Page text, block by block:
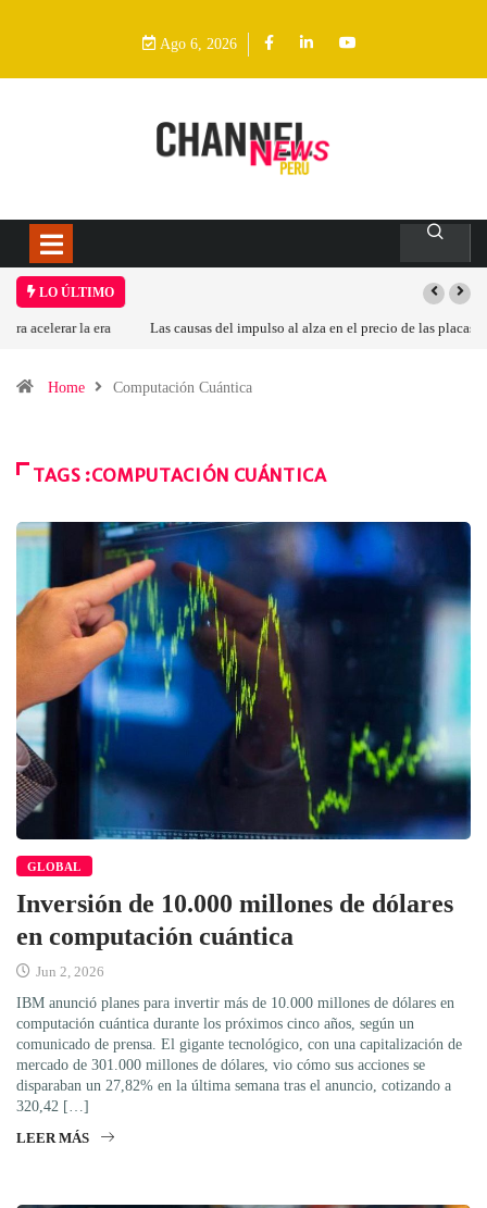
Ago 6, 2026
LO ÚLTIMO
Las causas del impulso al alza en el precio de las placas base
Home Computación Cuántica
TAGS :COMPUTACIÓN CUÁNTICA
GLOBAL
Inversión de 10.000 millones de dólares
en computación cuántica
Jun 2, 2026
IBM anunció planes para invertir más de 10.000 millones de dólares en
computación cuántica durante los próximos cinco años, según un
comunicado de prensa. El gigante tecnológico, con una capitalización de
mercado de 301.000 millones de dólares, vio cómo sus acciones se
disparaban un 27,82% en la última semana tras el anuncio, cotizando a
320,42 […]
LEER MÁS